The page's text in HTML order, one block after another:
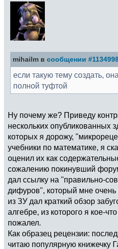
mihailm в сообщении
если такую тему создать,
полной туфтой
Ну почему же? Приведу
нескольких опубликованных
которых я дорожу,
учебники по математике, я
оценил их как
сожалению покинувший
дал ссылку на "правильно-
дифуров", который мне
из ЗУ дал краткий обзор
алгебре, из которого я кое-
пожалел.
Как образец рецензии:
читаю популярную книжечку